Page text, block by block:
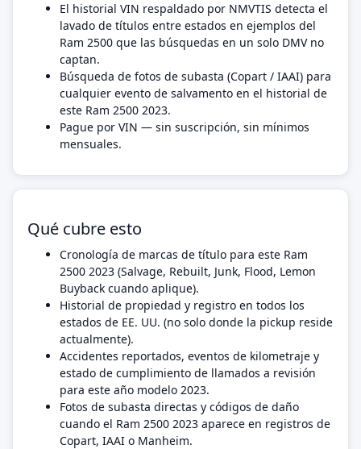
El historial VIN respaldado por NMVTIS detecta el
lavado de títulos entre estados en ejemplos del
Ram 2500 que las búsquedas en un solo DMV no
captan.
Búsqueda de fotos de subasta (Copart / IAAI) para
cualquier evento de salvamento en el historial de
este Ram 2500 2023.
Pague por VIN — sin suscripción, sin mínimos
mensuales.
Qué cubre esto
Cronología de marcas de título para este Ram
2500 2023 (Salvage, Rebuilt, Junk, Flood, Lemon
Buyback cuando aplique).
Historial de propiedad y registro en todos los
estados de EE. UU. (no solo donde la pickup reside
actualmente).
Accidentes reportados, eventos de kilometraje y
estado de cumplimiento de llamados a revisión
para este año modelo 2023.
Fotos de subasta directas y códigos de daño
cuando el Ram 2500 2023 aparece en registros de
Copart, IAAI o Manheim.